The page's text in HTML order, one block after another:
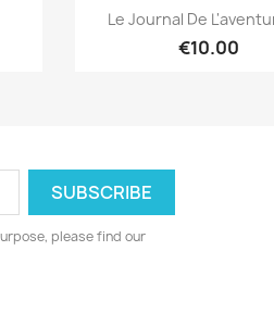
Quick view
Le Journal De
€10.00
please find our